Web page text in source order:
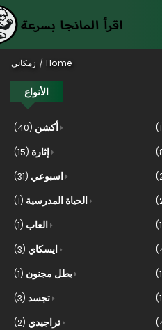
Home زمكاني
الأنواع
أكشن (40)
إثارة (15)
اسبوعي (31)
الحياة المدرسية (1)
العاب (1)
ايسكاي (3)
بطل مجنون (1)
تجسد (3)
تراجيدي (2)